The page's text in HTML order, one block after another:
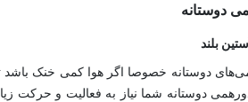
بلند
دوستانه خصوصا اگر هوا کمی خنک باشد
دوستانه شما نیاز به فعالیت و